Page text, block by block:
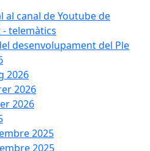
al canal de Youtube de
telemàtics
desenvolupament del Ple
2026
2026
2026
2025
2025